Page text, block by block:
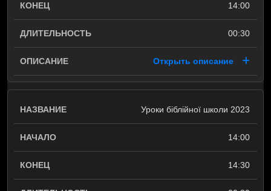
14:00
00:30
Открыть описание
Уроки біблійної школи 2023
14:00
14:30